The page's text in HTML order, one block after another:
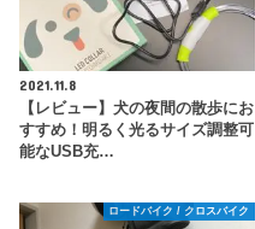
2021.11.8
【レビュー】犬の夜間の散歩にお
すすめ！明るく光るサイズ調整可
能なUSB充…
ロードバイク / クロスバイク